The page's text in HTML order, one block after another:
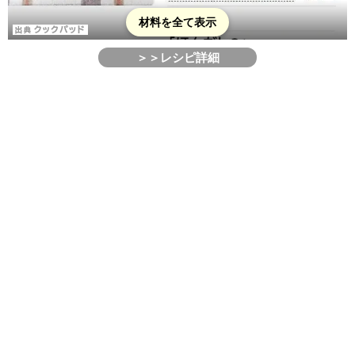
材料を全て表示
＞＞レシピ詳細